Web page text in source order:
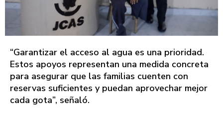
“Garantizar el acceso al agua es una prioridad.
Estos apoyos representan una medida concreta
para asegurar que las familias cuenten con
reservas suficientes y puedan aprovechar mejor
cada gota”, señaló.